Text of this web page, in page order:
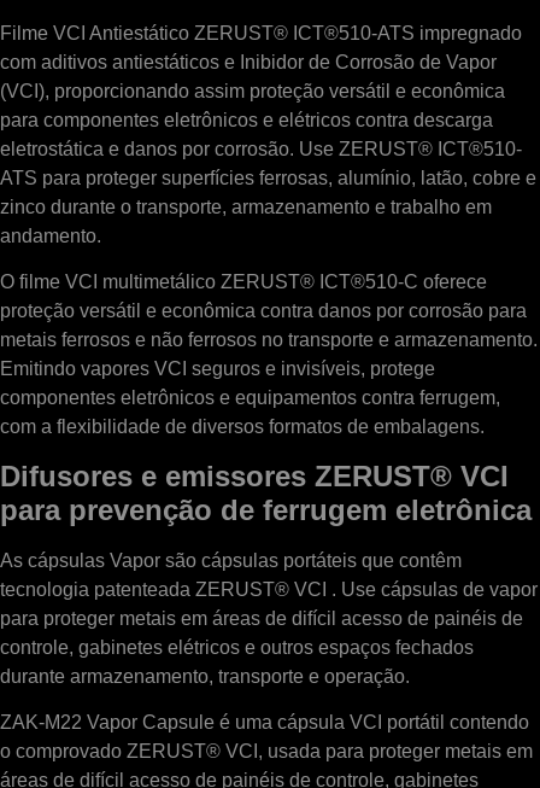
Filme VCI Antiestático ZERUST® ICT®510-ATS impregnado
com aditivos antiestáticos e Inibidor de Corrosão de Vapor
(VCI), proporcionando assim proteção versátil e econômica
para componentes eletrônicos e elétricos contra descarga
eletrostática e danos por corrosão. Use ZERUST® ICT®510-
ATS para proteger superfícies ferrosas, alumínio, latão, cobre e
zinco durante o transporte, armazenamento e trabalho em
andamento.
O filme VCI multimetálico ZERUST® ICT®510-C oferece
proteção versátil e econômica contra danos por corrosão para
metais ferrosos e não ferrosos no transporte e armazenamento.
Emitindo vapores VCI seguros e invisíveis, protege
componentes eletrônicos e equipamentos contra ferrugem,
com a flexibilidade de diversos formatos de embalagens.
Difusores e emissores ZERUST® VCI
para prevenção de ferrugem eletrônica
As cápsulas Vapor são cápsulas portáteis que contêm
tecnologia patenteada ZERUST® VCI . Use cápsulas de vapor
para proteger metais em áreas de difícil acesso de painéis de
controle, gabinetes elétricos e outros espaços fechados
durante armazenamento, transporte e operação.
ZAK-M22 Vapor Capsule é uma cápsula VCI portátil contendo
o comprovado ZERUST® VCI, usada para proteger metais em
áreas de difícil acesso de painéis de controle, gabinetes